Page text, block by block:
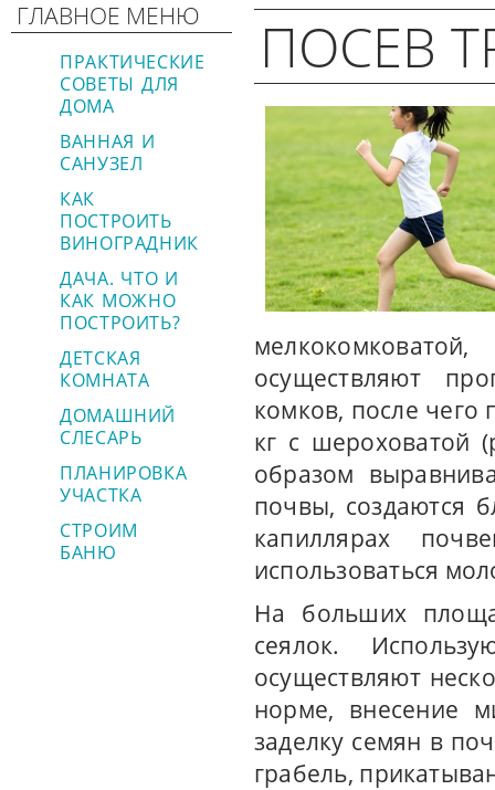
ГЛАВНОЕ МЕНЮ
ПРАКТИЧЕСКИЕ
СОВЕТЫ ДЛЯ
ДОМА
ВАННАЯ И
САНУЗЕЛ
КАК
ПОСТРОИТЬ
ВИНОГРАДНИК
ДАЧА. ЧТО И
КАК МОЖНО
ПОСТРОИТЬ?
ДЕТСКАЯ
КОМНАТА
ДОМАШНИЙ
СЛЕСАРЬ
ПЛАНИРОВКА
УЧАСТКА
СТРОИМ
БАНЮ
ПОСЕВ
осуществляют
комков, после чего
кг с шероховатой
образом
почвы, создаются
капиллярах
использоваться
На больших
сеялок.
осуществляют
норме, внесение
заделку семян в
грабель,